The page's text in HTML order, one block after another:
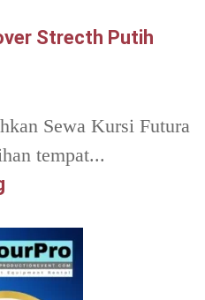
Strecth Putih
Sewa Kursi Futura
tempat...